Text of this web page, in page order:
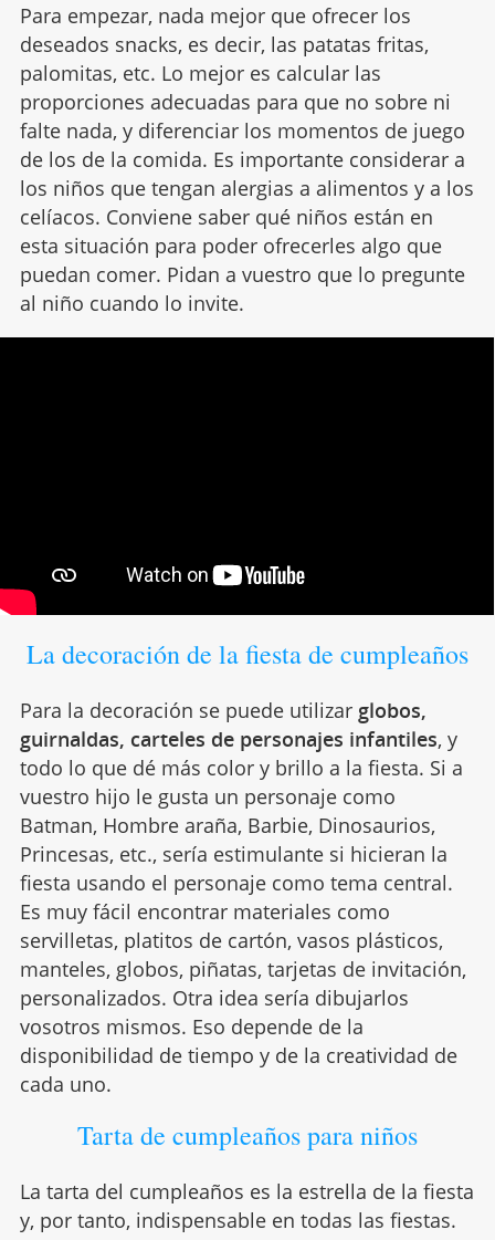
Para empezar, nada mejor que ofrecer los
deseados snacks, es decir, las patatas fritas,
palomitas, etc. Lo mejor es calcular las
proporciones adecuadas para que no sobre ni
falte nada, y diferenciar los momentos de juego
de los de la comida. Es importante considerar a
los niños que tengan alergias a alimentos y a los
celíacos. Conviene saber qué niños están en
esta situación para poder ofrecerles algo que
puedan comer. Pidan a vuestro que lo pregunte
al niño cuando lo invite.
La decoración de la fiesta de cumpleaños
Para la decoración se puede utilizar globos,
guirnaldas, carteles de personajes infantiles, y
todo lo que dé más color y brillo a la fiesta. Si a
vuestro hijo le gusta un personaje como
Batman, Hombre araña, Barbie, Dinosaurios,
Princesas, etc., sería estimulante si hicieran la
fiesta usando el personaje como tema central.
Es muy fácil encontrar materiales como
servilletas, platitos de cartón, vasos plásticos,
manteles, globos, piñatas, tarjetas de invitación,
personalizados. Otra idea sería dibujarlos
vosotros mismos. Eso depende de la
disponibilidad de tiempo y de la creatividad de
cada uno.
Tarta de cumpleaños para niños
La tarta del cumpleaños es la estrella de la fiesta
y, por tanto, indispensable en todas las fiestas.